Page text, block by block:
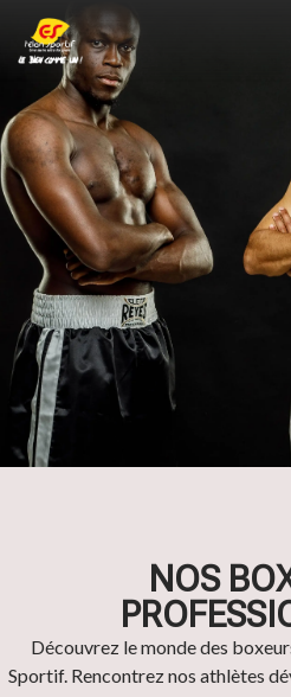
NOS
Découvrez le monde des
Sportif. Rencontrez nos athlètes